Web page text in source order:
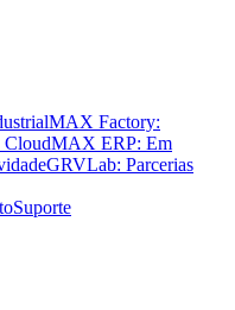
MAX Factory:
CloudMAX ERP: Em
GRVLab: Parcerias
Suporte